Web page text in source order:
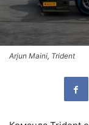
Arjun Maini, Trident